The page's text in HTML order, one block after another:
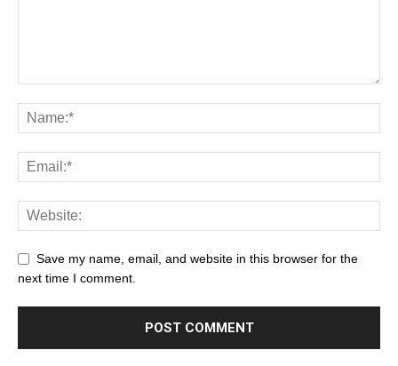
Save my name, email, and website in this browser for the
next time I comment.